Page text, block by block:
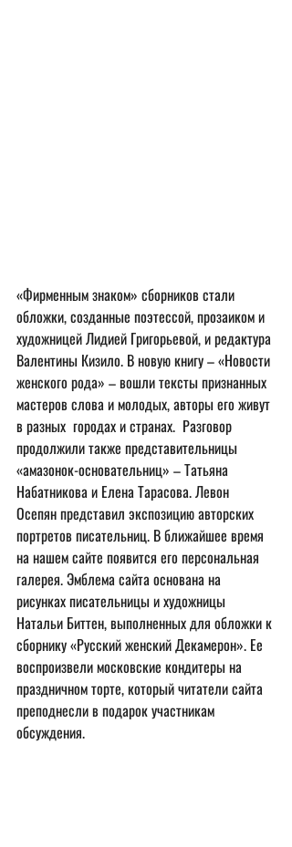
«Фирменным знаком» сборников стали
обложки, созданные поэтессой, прозаиком и
художницей Лидией Григорьевой, и редактура
Валентины Кизило. В новую книгу – «Новости
женского рода» – вошли тексты признанных
мастеров слова и молодых, авторы его живут
в разных  городах и странах.  Разговор
продолжили также представительницы
«амазонок-основательниц» – Татьяна
Набатникова и Елена Тарасова. Левон
Осепян представил экспозицию авторских
портретов писательниц. В ближайшее время
на нашем сайте появится его персональная
галерея. Эмблема сайта основана на
рисунках писательницы и художницы
Натальи Биттен, выполненных для обложки к
сборнику «Русский женский Декамерон». Ее
воспроизвели московские кондитеры на
праздничном торте, который читатели сайта
преподнесли в подарок участникам
обсуждения.